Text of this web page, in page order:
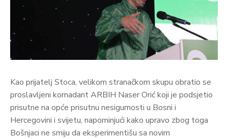
Kao prijatelj Stoca, velikom stranačkom skupu obratio se
proslavljeni komadant ARBIH Naser Orić koji je podsjetio
prisutne na opće prisutnu nesigurnosti u Bosni i
Hercegovini i svijetu, napominjući kako upravo zbog toga
Bošnjaci ne smiju da eksperimentišu sa novim